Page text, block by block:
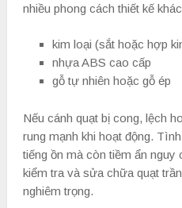
nhiều phong cách thiết kế
kim loại (sắt hoặc hợp
nhựa ABS cao cấp
gỗ tự nhiên hoặc gỗ ép
Nếu cánh quạt bị cong, lệch
rung mạnh khi hoạt động.
tiếng ồn mà còn tiềm ẩn
kiểm tra và sửa chữa quạt
nghiêm trọng.